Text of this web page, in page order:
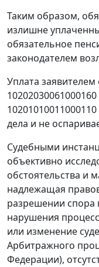
Таким образом,
излишне
обязательное
законодателем
Уплата
дела и не
Судебными
объективно
обстоятельства и
надлежащая
разрешении
нарушения
или изменение
Арбитражного
Федерации),